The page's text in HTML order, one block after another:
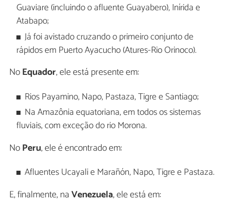
Guaviare (incluindo o afluente Guayabero), Inírida e
Atabapo;
Já foi avistado cruzando o primeiro conjunto de
rápidos em Puerto Ayacucho (Atures-Rio Orinoco).
NoEquador, ele está presente em:
Rios Payamino, Napo, Pastaza, Tigre e Santiago;
Na Amazônia equatoriana, em todos os sistemas
fluviais, com exceção do rio Morona.
NoPeru, ele é encontrado em:
Afluentes Ucayali e Marañón, Napo, Tigre e Pastaza.
E, finalmente, naVenezuela, ele está em: